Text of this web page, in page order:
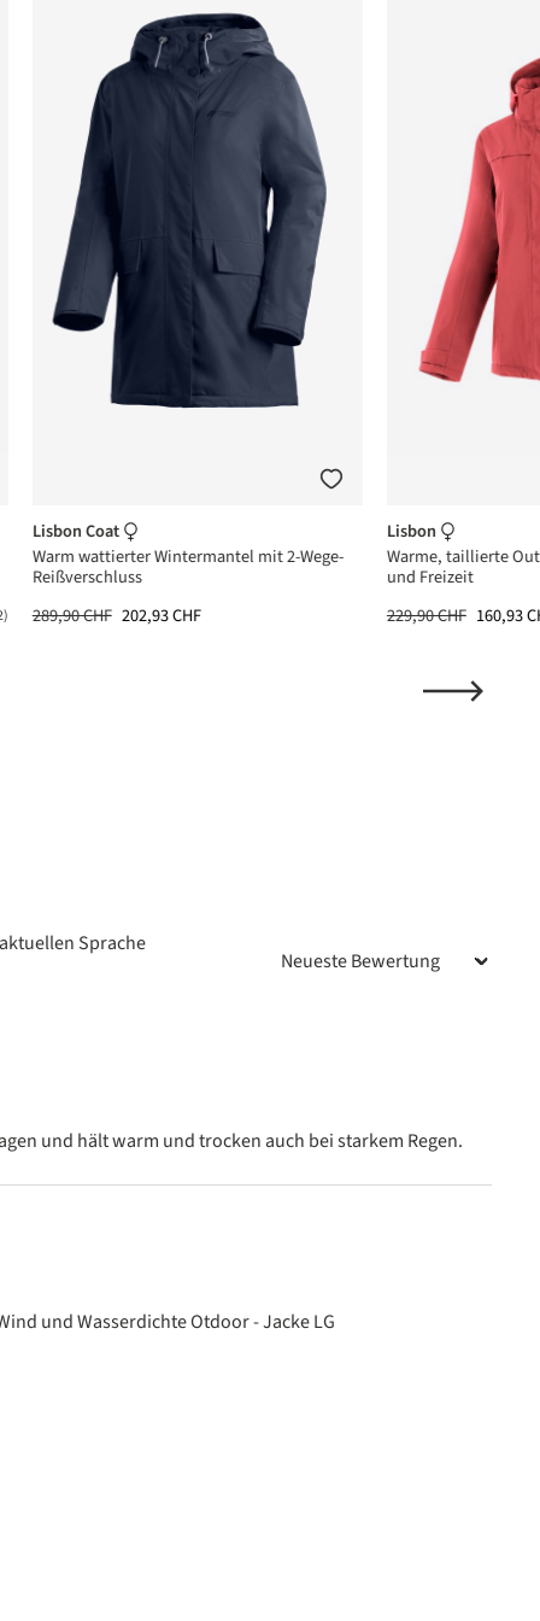
Bewertung von 5 von 5 Sternen
Lisbon Coat
Warm wattierter Wintermantel mit 2-Wege-
Reißverschluss
289,90 CHF 202,93 CHF
Lisbon
Warme, taillierte
und Freizeit
229,90 CHF 160,93
Sprache
und hält warm und trocken auch bei starkem Regen.
und Wasserdichte Otdoor - Jacke LG